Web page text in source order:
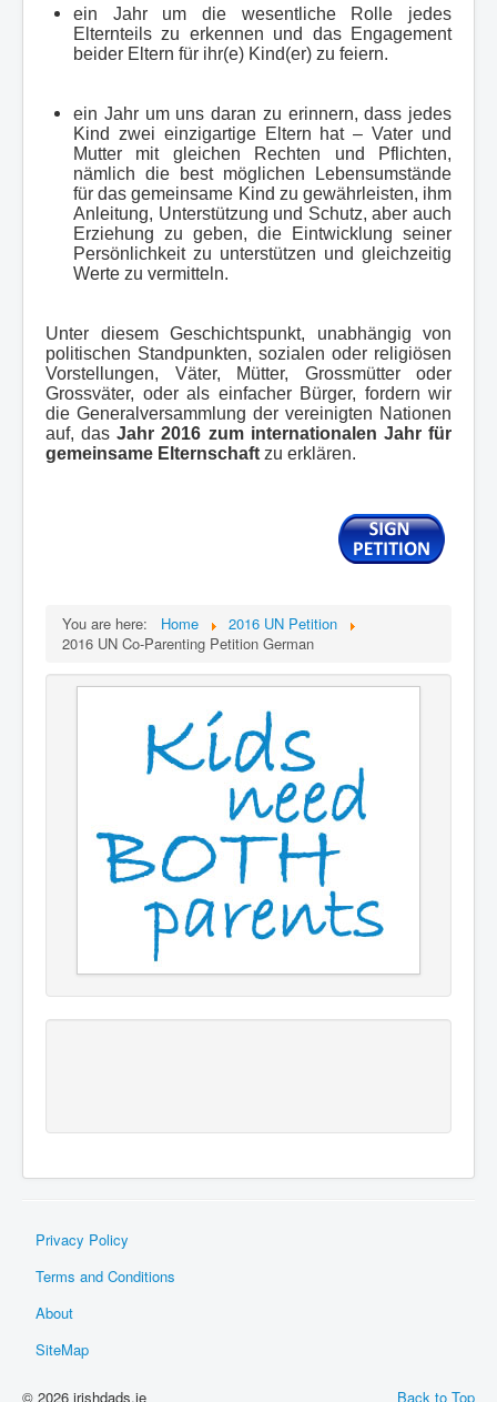
ein Jahr um die wesentliche Rolle jedes
Elternteils zu erkennen und das Engagement
beider Eltern für ihr(e) Kind(er) zu feiern.
ein Jahr um uns daran zu erinnern, dass jedes
Kind zwei einzigartige Eltern hat – Vater und
Mutter mit gleichen Rechten und Pflichten,
nämlich die best möglichen Lebensumstände
für das gemeinsame Kind zu gewährleisten, ihm
Anleitung, Unterstützung und Schutz, aber auch
Erziehung zu geben, die Eintwicklung seiner
Persönlichkeit zu unterstützen und gleichzeitig
Werte zu vermitteln.
Unter diesem Geschichtspunkt, unabhängig von
politischen Standpunkten, sozialen oder religiösen
Vorstellungen, Väter, Mütter, Grossmütter oder
Grossväter, oder als einfacher Bürger, fordern wir
die Generalversammlung der vereinigten Nationen
auf, dasJahr 2016 zum internationalen Jahr für
gemeinsame Elternschaft zu erklären.
You are here: Home
2016 UN Petition
2016 UN Co-Parenting Petition German
Privacy Policy
Terms and Conditions
About
SiteMap
Back to Top
© 2026 irishdads.ie